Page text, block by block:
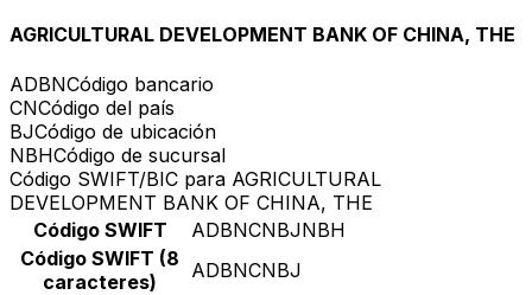
AGRICULTURAL DEVELOPMENT BANK OF CHINA, THE
ADBNCódigo bancario
CNCódigo del país
BJCódigo de ubicación
NBHCódigo de sucursal
Código SWIFT/BIC para AGRICULTURAL
DEVELOPMENT BANK OF CHINA, THE
Código SWIFT
ADBNCNBJNBH
Código SWIFT (8
caracteres)
ADBNCNBJ